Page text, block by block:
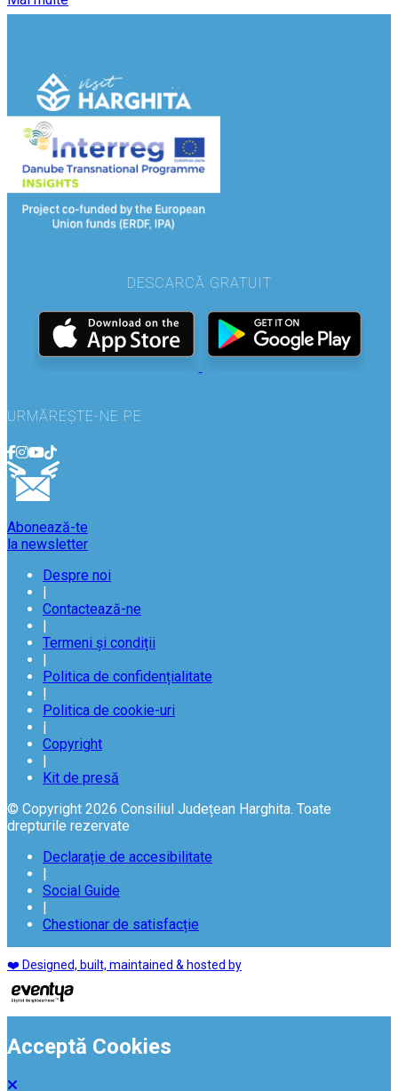
DESCARCĂ GRATUIT
URMĂREȘTE-NE PE
Abonează-te
la newsletter
Despre noi
|
Contactează-ne
|
Termeni și condiții
|
Politica de confidențialitate
|
Politica de cookie-uri
|
Copyright
|
Kit de presă
© Copyright 2026 Consiliul Județean Harghita. Toate
drepturile rezervate
Declarație de accesibilitate
|
Social Guide
|
Chestionar de satisfacție
❤️ Designed, built, maintained & hosted by
Acceptă Cookies